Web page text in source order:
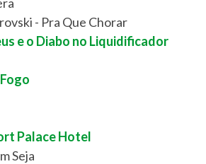
- Pra Que Chorar
e o Diabo no Liquidificador
Palace Hotel
Seja